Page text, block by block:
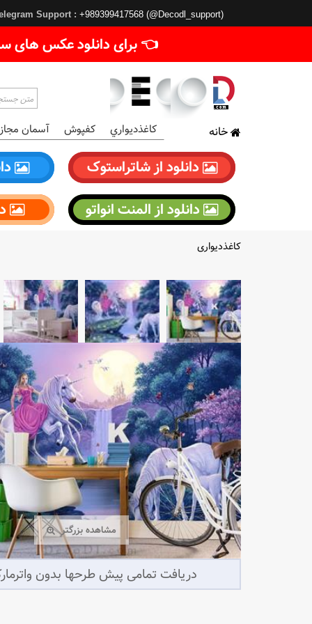
Support : +989399417568 (@Decodl_support)
👈 برای دانلود عکس های
خانه کاغذديواري کفپوش آسمان
دانلود از شاتراستوک
دانلود از المنت انواتو
کاغذدیواری
مشاهده بزرگتر